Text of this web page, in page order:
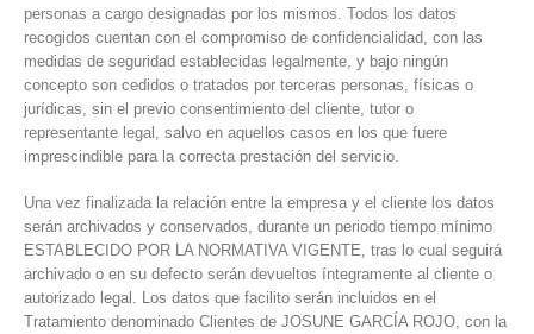
personas a cargo designadas por los mismos. Todos los datos
recogidos cuentan con el compromiso de confidencialidad, con las
medidas de seguridad establecidas legalmente, y bajo ningún
concepto son cedidos o tratados por terceras personas, físicas o
jurídicas, sin el previo consentimiento del cliente, tutor o
representante legal, salvo en aquellos casos en los que fuere
imprescindible para la correcta prestación del servicio.
Una vez finalizada la relación entre la empresa y el cliente los datos
serán archivados y conservados, durante un periodo tiempo mínimo
ESTABLECIDO POR LA NORMATIVA VIGENTE, tras lo cual seguirá
archivado o en su defecto serán devueltos íntegramente al cliente o
autorizado legal. Los datos que facilito serán incluidos en el
Tratamiento denominado Clientes de JOSUNE GARCÍA ROJO, con la